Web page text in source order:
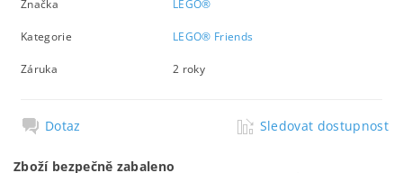
Značka LEGO®
Kategorie LEGO® Friends
Záruka 2 roky
Dotaz Sledovat dostupnost
Zboží bezpečně zabaleno